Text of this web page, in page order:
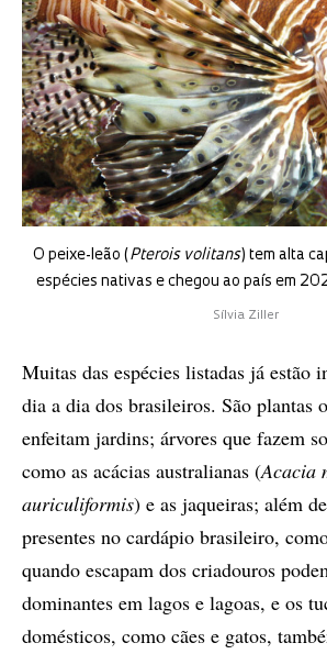
O peixe-leão ( Pterois volitans) tem alta
espécies nativas e chegou ao país em
Sílvia Ziller
Muitas das espécies listadas já estão
dia a dia dos brasileiros. São plantas
enfeitam jardins; árvores que fazem
como as acácias australianas (Acacia
auriculiformis) e as jaqueiras; além
presentes no cardápio brasileiro,
quando escapam dos criadouros
dominantes em lagos e lagoas, e os
domésticos, como cães e gatos,